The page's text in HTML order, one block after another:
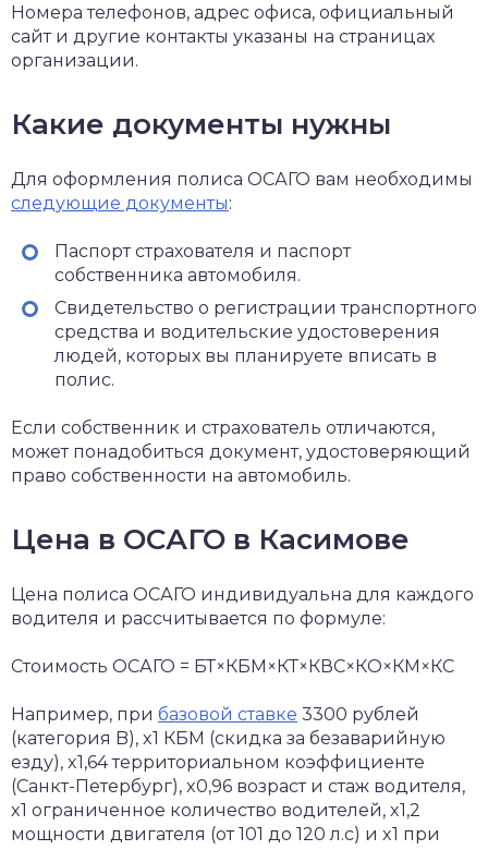
Номера телефонов, адрес офиса, официальный
сайт и другие контакты указаны на страницах
организации.
Какие документы нужны
Для оформления полиса ОСАГО вам необходимы
следующие документы:
Паспорт страхователя и паспорт
собственника автомобиля.
Свидетельство о регистрации транспортного
средства и водительские удостоверения
людей, которых вы планируете вписать в
полис.
Если собственник и страхователь отличаются,
может понадобиться документ, удостоверяющий
право собственности на автомобиль.
Цена в ОСАГО в Касимове
Цена полиса ОСАГО индивидуальна для каждого
водителя и рассчитывается по формуле:
Стоимость ОСАГО = БТ×КБМ×КТ×КВС×КО×КМ×КС
Например, при базовой ставке 3300 рублей
(категория B), x1 КБМ (скидка за безаварийную
езду), x1,64 территориальном коэффициенте
(Санкт-Петербург), x0,96 возраст и стаж водителя,
x1 ограниченное количество водителей, x1,2
мощности двигателя (от 101 до 120 л.с) и x1 при